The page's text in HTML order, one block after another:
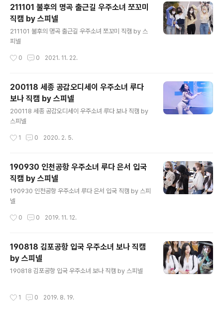
211101 불후의 명곡 출근길 우주소녀 쪼꼬미
직캠 by 스피넬
211101 불후의 명곡 출근길 우주소녀 쪼꼬미 직캠 by 스
피넬
0 0 2021. 11. 22.
200118 세종 공감오디세이 우주소녀 루다
보나 직캠 by 스피넬
200118 세종 공감오디세이 우주소녀 루다 보나 직캠 by
스피넬
1 0 2020. 2. 5.
190930 인천공항 우주소녀 루다 은서 입국
직캠 by 스피넬
190930 인천공항 우주소녀 루다 은서 입국 직캠 by 스피
넬
0 0 2019. 11. 12.
190818 김포공항 입국 우주소녀 보나 직캠
by 스피넬
190818 김포공항 입국 우주소녀 보나 직캠 by 스피넬
1 0 2019. 8. 19.